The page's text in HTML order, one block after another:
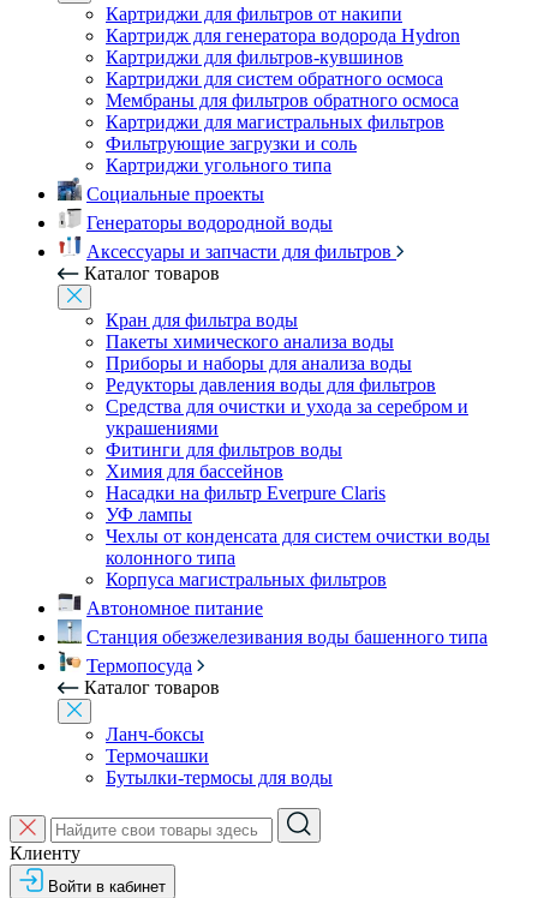
Картриджи для фильтров от накипи
Картридж для генератора водорода Hydron
Картриджи для фильтров-кувшинов
Картриджи для систем обратного осмоса
Мембраны для фильтров обратного осмоса
Картриджи для магистральных фильтров
Фильтрующие загрузки и соль
Картриджи угольного типа
Социальные проекты
Генераторы водородной воды
Аксессуары и запчасти для фильтров
Каталог товаров
Кран для фильтра воды
Пакеты химического анализа воды
Приборы и наборы для анализа воды
Редукторы давления воды для фильтров
Средства для очистки и ухода за серебром и
украшениями
Фитинги для фильтров воды
Химия для бассейнов
Насадки на фильтр Everpure Claris
УФ лампы
Чехлы от конденсата для систем очистки воды
колонного типа
Корпуса магистральных фильтров
Автономное питание
Станция обезжелезивания воды башенного типа
Термопосуда
Каталог товаров
Ланч-боксы
Термочашки
Бутылки-термосы для воды
Клиенту
Войти в кабинет